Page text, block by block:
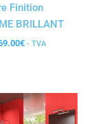
Finition
BRILLANT
€ - TVA